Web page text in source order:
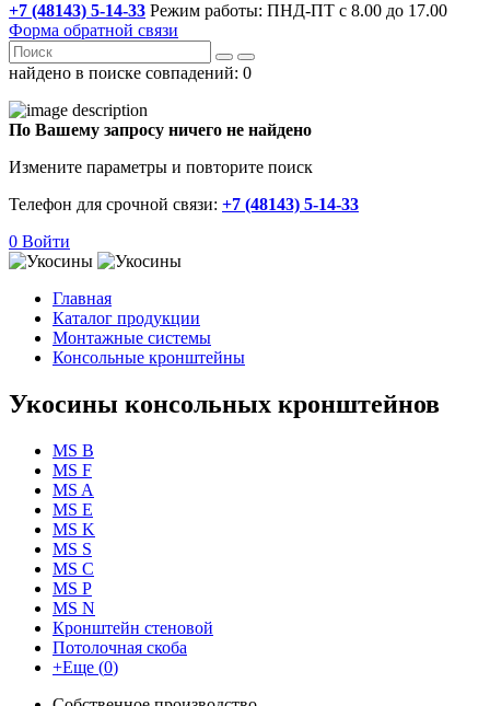
+7 (48143) 5-14-33 Режим работы: ПНД-ПТ с 8.00 до 17.00
Форма обратной связи
найдено в поиске совпадений: 0
По Вашему запросу ничего не найдено
Измените параметры и повторите поиск
Телефон для срочной связи: +7 (48143) 5-14-33
0 Войти
Главная
Каталог продукции
Монтажные системы
Консольные кронштейны
Укосины консольных кронштейнов
MS B
MS F
MS A
MS E
MS K
MS S
MS C
MS P
MS N
Кронштейн стеновой
Потолочная скоба
+Еще (0)